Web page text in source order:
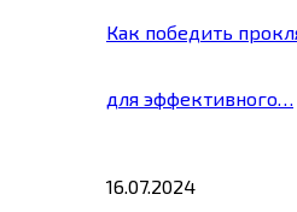
Как победить
для эффективного…
16.07.2024